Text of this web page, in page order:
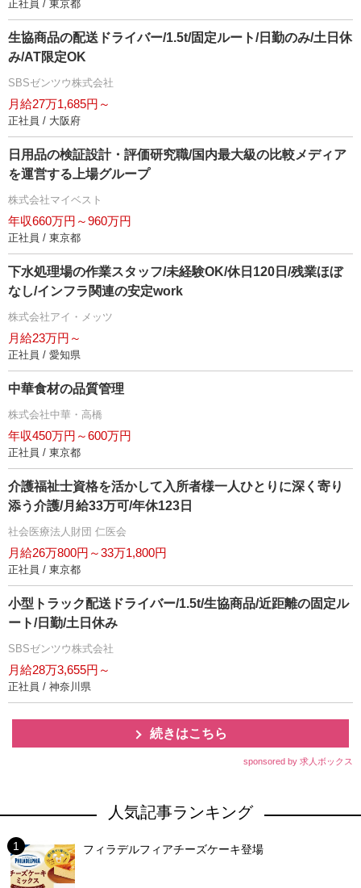
正社員 / 東京都
生協商品の配送ドライバー/1.5t/固定ルート/日勤のみ/土日休
み/AT限定OK
SBSゼンツウ株式会社
月給27万1,685円～
正社員 / 大阪府
日用品の検証設計・評価研究職/国内最大級の比較メディア
を運営する上場グループ
株式会社マイベスト
年収660万円～960万円
正社員 / 東京都
下水処理場の作業スタッフ/未経験OK/休日120日/残業ほぼ
なし/インフラ関連の安定work
株式会社アイ・メッツ
月給23万円～
正社員 / 愛知県
中華食材の品質管理
株式会社中華・高橋
年収450万円～600万円
正社員 / 東京都
介護福祉士資格を活かして入所者様一人ひとりに深く寄り
添う介護/月給33万可/年休123日
社会医療法人財団 仁医会
月給26万800円～33万1,800円
正社員 / 東京都
小型トラック配送ドライバー/1.5t/生協商品/近距離の固定ル
ート/日勤/土日休み
SBSゼンツウ株式会社
月給28万3,655円～
正社員 / 神奈川県
続きはこちら
sponsored by 求人ボックス
人気記事ランキング
フィラデルフィアチーズケーキ登場